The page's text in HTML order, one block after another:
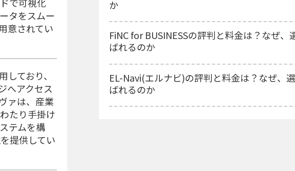
タをスムー
意されてい
ており、
へアクセス
ァは、産業
たり手掛け
テムを構
提供してい
か
FiNC for BUSINESSの評判と料金は？なぜ、
ばれるのか
EL-Navi(エルナビ)の評判と料金は？なぜ、選
ばれるのか